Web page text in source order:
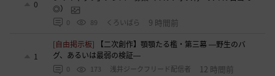
0
◎）
0 89 くろいばら 9 時間前
1
[自由掲示板]
【二次創作】顎顎たる檻・第三幕 ―野生のバ
グ、あるいは最弱の検証―
0 173 浅井ジークフリード配信者 12 時間前